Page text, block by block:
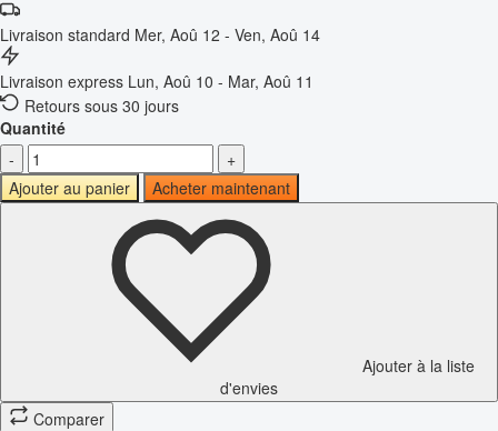
Livraison standard Mer, Aoû 12 - Ven, Aoû 14
Livraison express Lun, Aoû 10 - Mar, Aoû 11
Retours sous 30 jours
Quantité
-
+
Ajouter au panier
Acheter maintenant
Ajouter à la liste
d'envies
Comparer